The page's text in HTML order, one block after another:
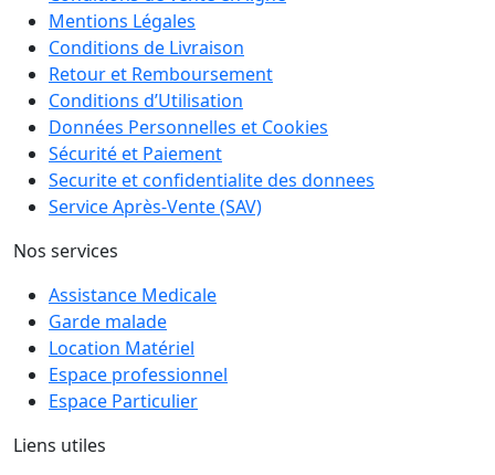
Mentions Légales
Conditions de Livraison
Retour et Remboursement
Conditions d’Utilisation
Données Personnelles et Cookies
Sécurité et Paiement
Securite et confidentialite des donnees
Service Après-Vente (SAV)
Nos services
Assistance Medicale
Garde malade
Location Matériel
Espace professionnel
Espace Particulier
Liens utiles